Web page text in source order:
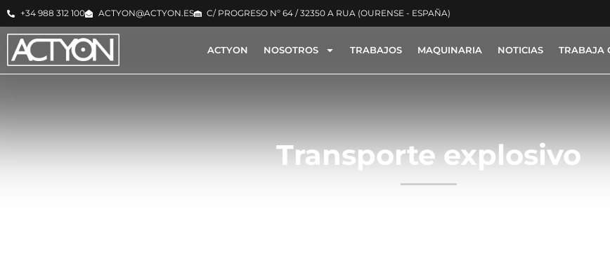
+34 988 312 100 ACTYON@ACTYON.ES C/ PROGRESO Nº 64 / 32350 A RUA (OURENSE - ESPAÑA)
ACTYON NOSOTROS TRABAJOS MAQUINARIA NOTICIAS TRABAJA
Transporte explosivo